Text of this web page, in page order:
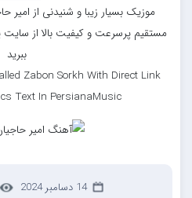
موزیک بسیار زیبا و شنیدنی از امیر
مستقیم پرسرعت و کیفیت بالا از سایت
ببرید
Zabon Sorkh With Direct Link
Text In PersianaMusic
14 دسامبر 2024